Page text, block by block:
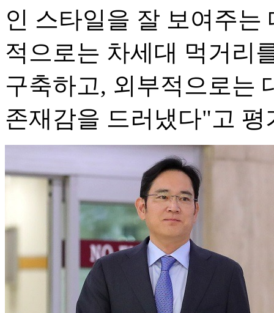
인 스타일을 잘 보여주
적으로는 차세대 먹거리
구축하고, 외부적으로는
존재감을 드러냈다"고 평